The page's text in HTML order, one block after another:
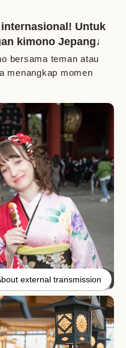
Untuk
kimono Jepang♩
bersama teman atau
menangkap momen